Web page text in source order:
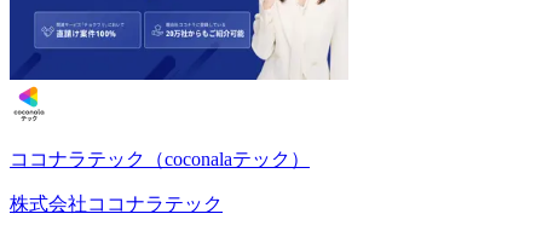
ココナラテック（coconalaテック）
株式会社ココナラテック